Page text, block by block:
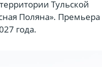
Тульской
Поляна». Премьера
года.